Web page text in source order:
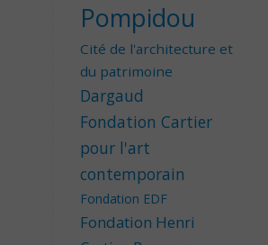
Pompidou
Cité de l'architecture et
du patrimoine
Dargaud
Fondation Cartier
pour l'art
contemporain
Fondation EDF
Fondation Henri